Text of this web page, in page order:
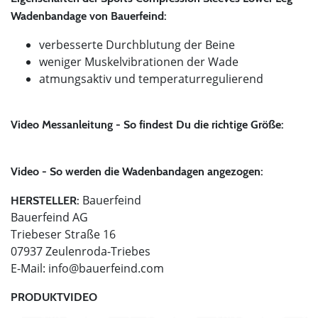
Wadenbandage von Bauerfeind:
verbesserte Durchblutung der Beine
weniger Muskelvibrationen der Wade
atmungsaktiv und temperaturregulierend
Video Messanleitung - So findest Du die richtige Größe:
Video - So werden die Wadenbandagen angezogen:
HERSTELLER: Bauerfeind
Bauerfeind AG
Triebeser Straße 16
07937 Zeulenroda-Triebes
E-Mail: info@bauerfeind.com
PRODUKTVIDEO